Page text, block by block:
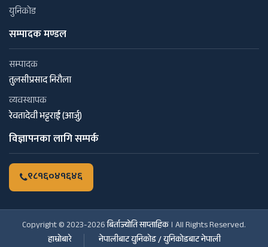
युनिकोड
सम्पादक मण्डल
सम्पादक
तुलसीप्रसाद निरौला
व्यवस्थापक
रेवतादेवी भट्टराई (आर्जु)
विज्ञापनका लागि सम्पर्क
९८१६०४१६४६
Copyright © 2023-2026बिर्ताज्योति साप्ताहिक । All Rights Reserved.
हाम्रोबारे
नेपालीबाट युनिकोड / युनिकोडबाट नेपाली